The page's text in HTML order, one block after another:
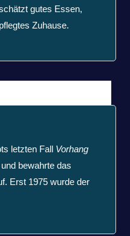
gutes Essen,
Zuhause.
letzten Fall Vorhang
bewahrte das
Erst 1975 wurde der